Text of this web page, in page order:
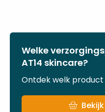
Welke
AT14 skincare?
Ontdek welk